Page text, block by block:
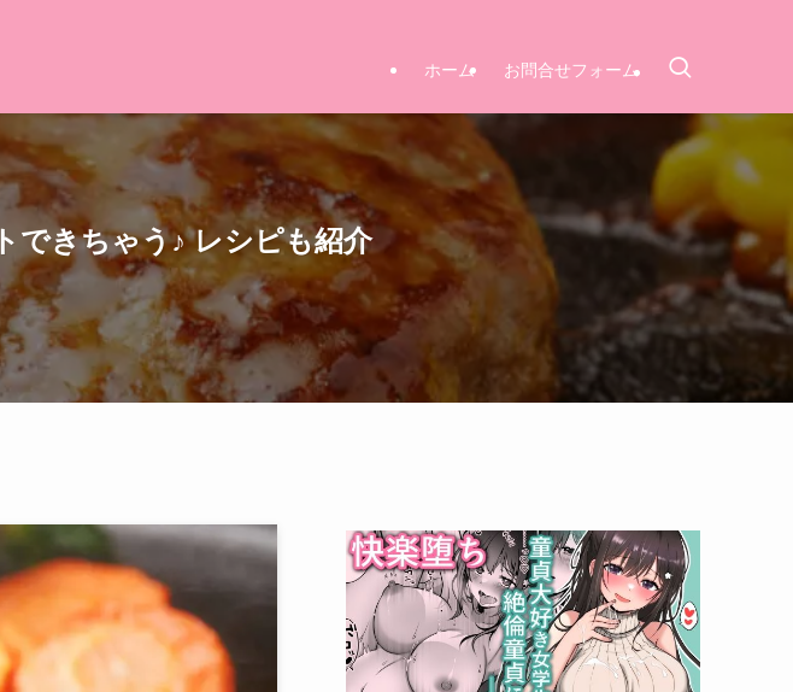
ホーム お問合せフォーム
できちゃう♪ レシピも紹介